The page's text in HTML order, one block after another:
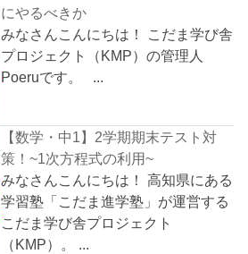
にやるべきか
みなさんこんにちは！ こだま学び舎
プロジェクト（KMP）の管理人
Poeruです。 ...
【数学・中1】2学期期末テスト対
策！~1次方程式の利用~
みなさんこんにちは！ 高知県にある
学習塾「こだま進学塾」が運営する
こだま学び舎プロジェクト
（KMP）。 ...